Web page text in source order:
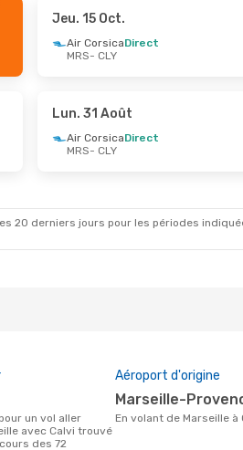
- Jeu. 3 Sept.
Jeu. 15 Oct.
Air CorsicaDirect
MRS- CLY
Lun. 31 Août
Air CorsicaDirect
MRS- CLY
20 derniers jours pour les périodes
avec Calvi trouvé
des 72
Aéroport d'origine
Marseille-
En volant de Marseille à